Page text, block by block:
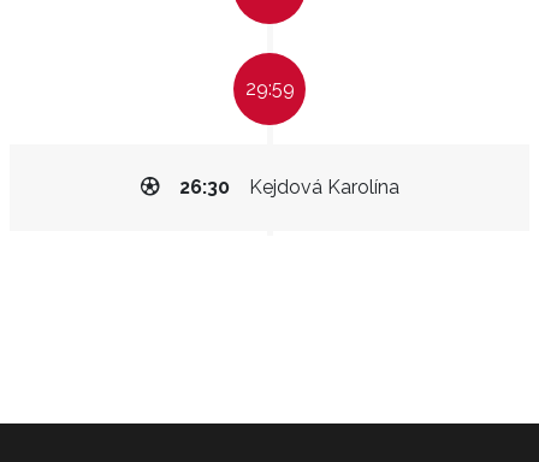
29:59
Kejdová Karolína
26:30